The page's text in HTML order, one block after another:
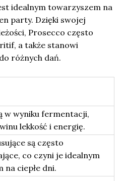
idealnym towarzyszem na
party. Dzięki swojej
Prosecco często
a także stanowi
różnych dań.
w wyniku fermentacji,
lekkość i energię.
są często
co czyni je idealnym
na ciepłe dni.